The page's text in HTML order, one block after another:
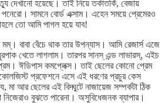
দেখানো হয়েছে। তাই নিয়ে তর্কাতর্কি, বেজায়
সামনে বোর্ড এক্সাম। এহেন সময়ে প্রেমেরও
তো আমি পাগল হয়ে যাব!
মম্। বাবা বেঁচে থাক তার উপন্যাস। আমি রেজার্স এজে
খেতে লাগলাম। তারপর সানস্ এন্ড লাভারস্, এইচ
ঈডিপাস কমপ্লেক্স। তাই ছেলের কোনো প্রেম
প্রফেশনে এসে এই ধরণের প্রচুর কেস
মা আর ছেলের এই বিদ্ঘুটে নাজায়েজ সম্পর্কটা ঠিক
নিজেরাও বুঝতে পারেনা। অসুবিধেজনক ব্যাপার।